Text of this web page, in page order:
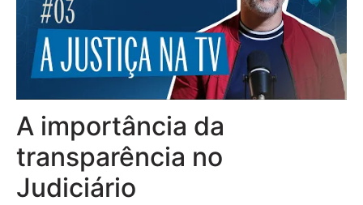
A importância da
transparência no
Judiciário